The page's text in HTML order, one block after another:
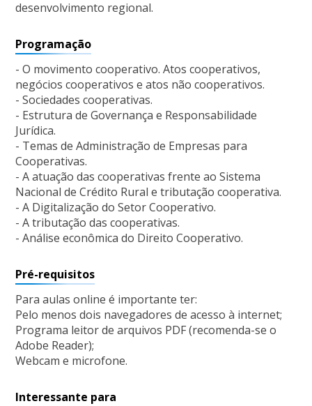
desenvolvimento regional.
Programação
- O movimento cooperativo. Atos cooperativos,
negócios cooperativos e atos não cooperativos.
- Sociedades cooperativas.
- Estrutura de Governança e Responsabilidade
Jurídica.
- Temas de Administração de Empresas para
Cooperativas.
- A atuação das cooperativas frente ao Sistema
Nacional de Crédito Rural e tributação cooperativa.
- A Digitalização do Setor Cooperativo.
- A tributação das cooperativas.
- Análise econômica do Direito Cooperativo.
Pré-requisitos
Para aulas online é importante ter:
Pelo menos dois navegadores de acesso à internet;
Programa leitor de arquivos PDF (recomenda-se o
Adobe Reader);
Webcam e microfone.
Interessante para